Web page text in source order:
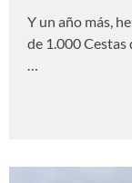
Y un año más,
de 1.000 Cestas